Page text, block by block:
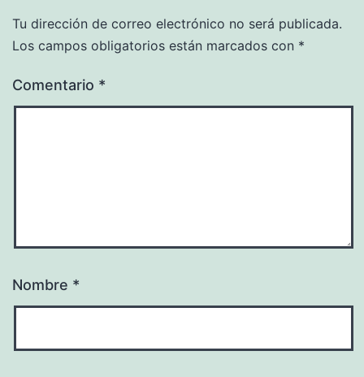
Tu dirección de correo electrónico no será publicada.
Los campos obligatorios están marcados con *
Comentario *
Nombre *